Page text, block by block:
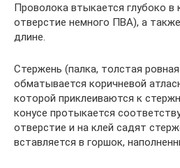
Проволока втыкается глубоко в
отверстие немного ПВА), а
длине.
Стержень (палка, толстая
обматывается коричневой
которой приклеиваются к
конусе протыкается
отверстие и на клей садят
вставляется в горшок,